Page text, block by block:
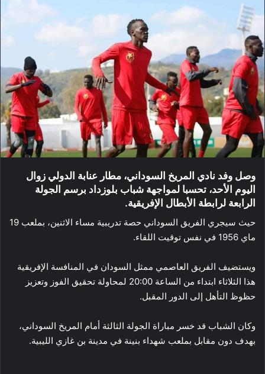
وصل وفد نادي المريخ السوداني، مطار عنابة الدولي زوال
اليوم الأحد، تحسبا لمواجهة شباب بلوزداد برسم الجولة
الرابعة لرابطة الأبطال الإفريقية.
حيث سيجري الفريق السوداني حصة تدريبية مساء الاثنين، بملعب 19
ماي 1956 في نفس توقيت اللقاء.
ويستضيف الفريق العاصمي ممثل السودان في المنافسة الإفريقية
هذا الثلاثاء ابتداء من الساعة 20:00 لمحاولة تحقيق الفوز وتعزيز
حظوظ التأهل إلى الدور المقبل.
وكان الشباب قد خسر مباراة الجولة الثالثة أمام المريخ السوداني،
بهدف دون مقابل بملعب شهداء بنينة في مدينة بن غازي الليبية.